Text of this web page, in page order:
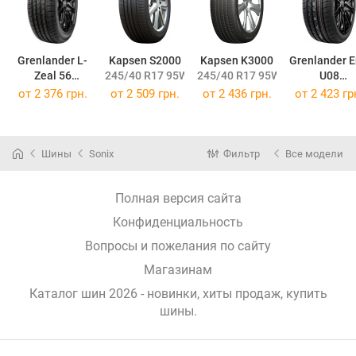
Grenlander L-
Zeal 56
245/40 R17 95W
Kapsen S2000
245/40 R17 95W
Kapsen K3000
245/40 R17 95W
Grenlander
U08
245/40 R17
от 2 376 грн. от 2 509 грн. от 2 436 грн. от 2 423
Шины Sonix Фильтр Все модели
Полная версия сайта
Конфиденциальность
Вопросы и пожелания по сайту
Магазинам
Каталог шин 2026 - новинки, хиты продаж, купить
шины.